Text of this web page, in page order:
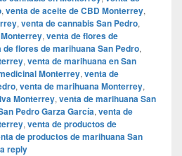
, venta de aceite de CBD Monterrey,
, venta de cannabis San Pedro,
, venta de flores de
de flores de marihuana San Pedro,
, venta de marihuana en San
Monterrey, venta de
, venta de marihuana Monterrey,
Monterrey, venta de marihuana San
Pedro Garza García, venta de
, venta de productos de
de productos de marihuana San
reply